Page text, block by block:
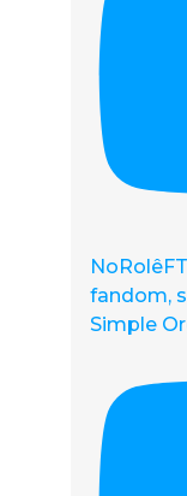
fandom,
Simple